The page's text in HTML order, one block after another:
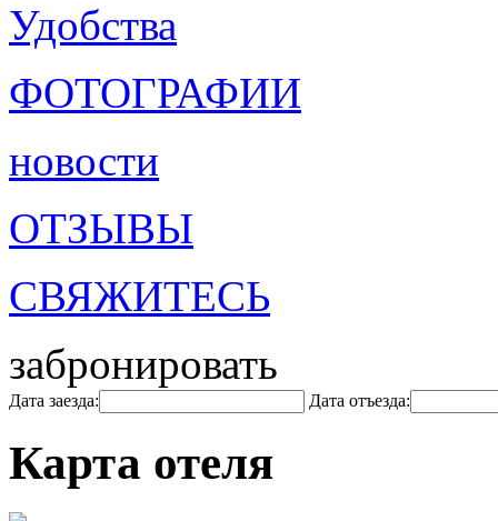
Удобства
ФОТОГРАФИИ
новости
ОТЗЫВЫ
СВЯЖИТЕСЬ
забронировать
Дата заезда: Дата отъезда:
Карта отеля